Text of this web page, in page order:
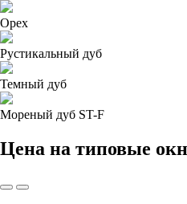
Орех
Рустикальный дуб
Темный дуб
Мореный дуб ST-F
Цена на типовые